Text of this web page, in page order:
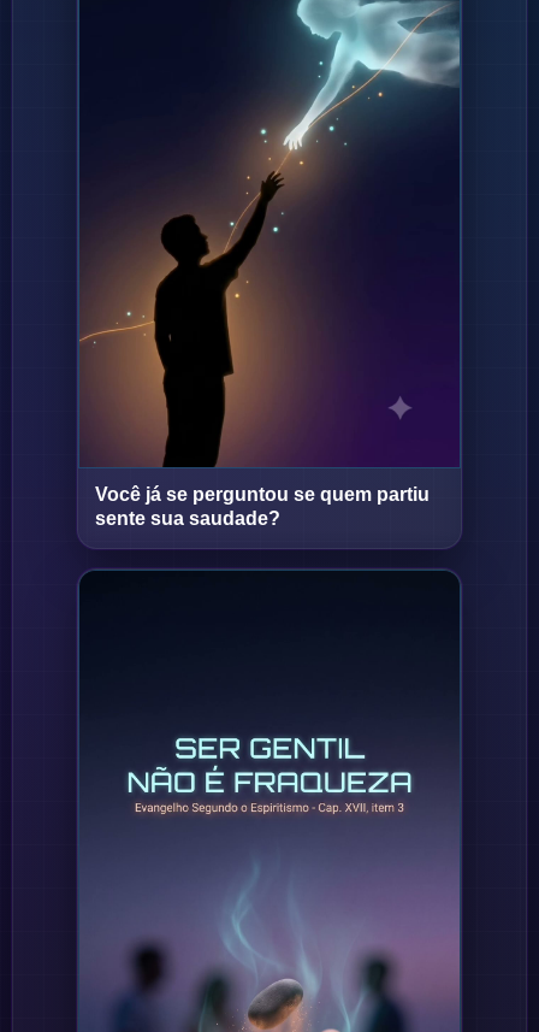
Short Short
Você já se perguntou se quem partiu
sente sua saudade?